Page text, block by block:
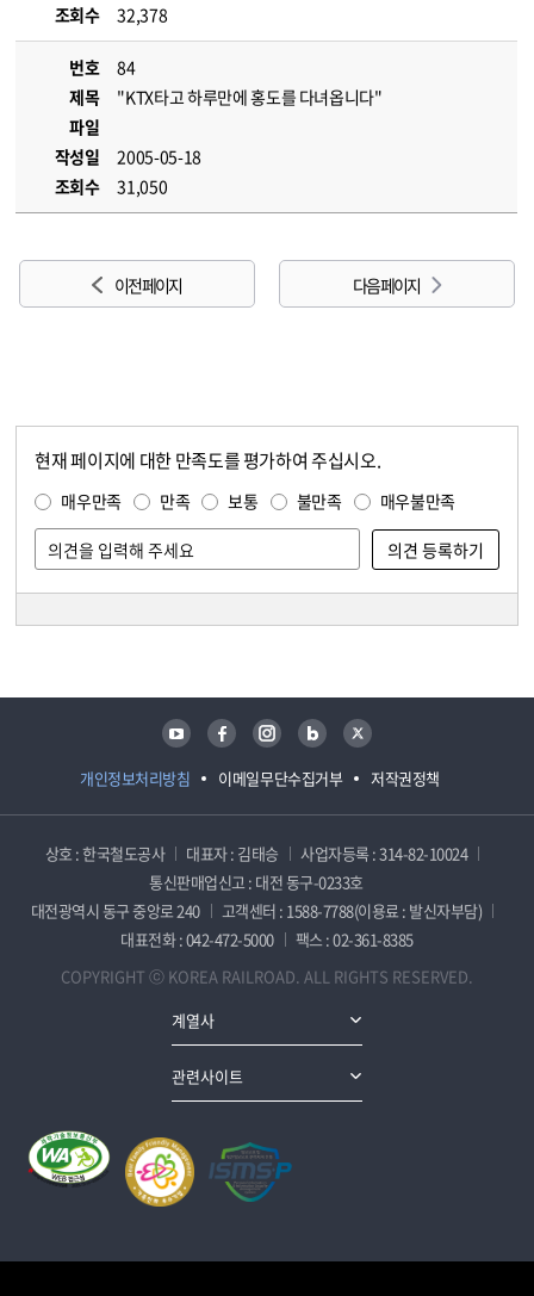
조회수
32,378
번호
84
제목
"KTX타고 하루만에 홍도를 다녀옵니다"
파일
작성일
2005-05-18
조회수
31,050
이전 페이지 다음 페이지
현재 페이지에 대한 만족도를 평가하여 주십시오.
매우만족 만족 보통 불만족 매우불만족
개인정보처리방침 이메일무단수집거부 저작권정책
유튜브 페이스북 인스타그램 블로그 트위터
상호 : 한국철도공사 대표자 : 김태승
사업자등록 : 314-82-10024
통신판매업신고 : 대전 동구-0233호
대전광역시 동구 중앙로 240
고객센터 : 1588-7788(이용료 : 발신자부담)
대표전화 : 042-472-5000
팩스 : 02-361-8385
COPYRIGHT ⓒ KOREA RAILROAD. ALL RIGHTS RESERVED.
계열사
관련사이트